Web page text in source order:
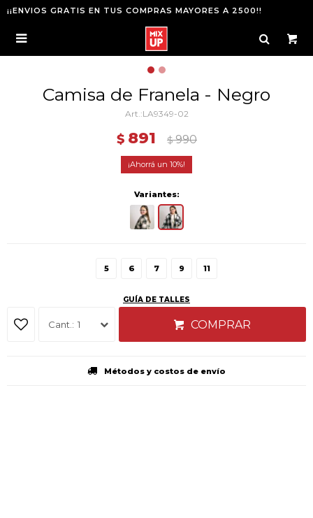
¡¡ENVIOS GRATIS EN TUS COMPRAS MAYORES A 2500!!

Camisa de Franela - Negro
LA9349-02
$ 891 $ 990
10
Variantes:
5 6 7 9 11
GUÍA DE TALLES
1 COMPRAR
Métodos y costos de envío